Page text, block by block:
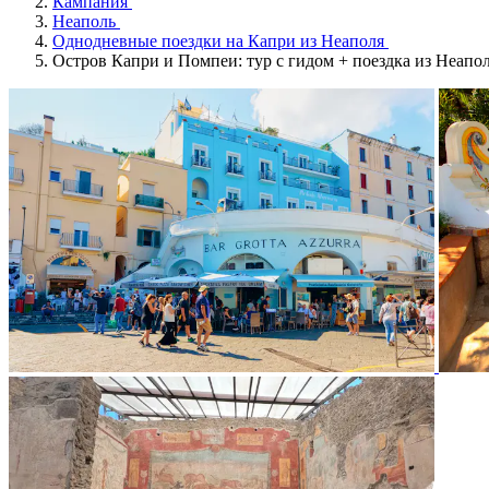
Неаполь
Однодневные поездки на Капри из Неаполя
Остров Капри и Помпеи: тур с гидом + поездка из